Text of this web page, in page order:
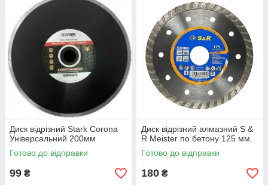
Диск відрізний Stark Corona
Універсальний 200мм
Готово до відправки
99 ₴
Диск відрізний алмазний S &
R Meister по бетону 125 мм.
Готово до відправки
180 ₴